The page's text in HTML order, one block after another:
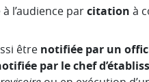
l’audience parcitation à
être notifiée par un
par le chef